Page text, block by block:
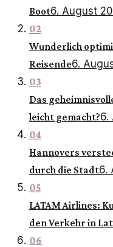
Boot6. August
02
Wunderlich
Reisende6.
03
Das
leicht gemacht?6.
04
Hannovers
durch die Stadt6.
05
LATAM Airlines:
den Verkehr in
06